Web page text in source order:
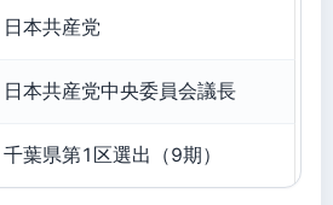
日本共産党
日本共産党中央委員会議長
千葉県第1区選出（9期）